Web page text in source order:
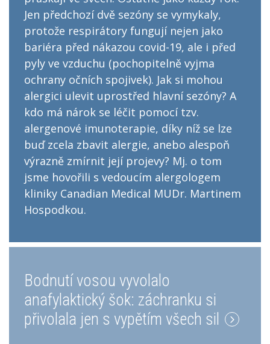
Jen předchozí dvě sezóny se vymykaly,
protože respirátory fungují nejen jako
bariéra před nákazou covid-19, ale i před
pyly ve vzduchu (pochopitelně vyjma
ochrany očních spojivek). Jak si mohou
alergici ulevit uprostřed hlavní sezóny? A
kdo má nárok se léčit pomocí tzv.
alergenové imunoterapie, díky níž se lze
buď zcela zbavit alergie, anebo alespoň
výrazně zmírnit její projevy? Mj. o tom
jsme hovořili s vedoucím alergologem
kliniky Canadian Medical MUDr. Martinem
Hospodkou.
Bodnutí vosou vyvolalo
anafylaktický šok: záchranku si
přivolala jen s vypětím všech sil